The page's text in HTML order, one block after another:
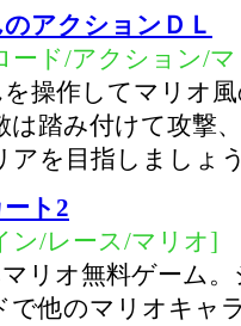
アクションＤＬ
ード/アクション/
を操作してマリオ
は踏み付けて攻撃
アを目指しましょ
ト2
ン/レース/マリオ]
リオ無料ゲーム
で他のマリオキャ